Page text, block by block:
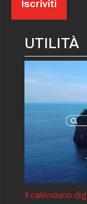
UTILITÀ
Il calendario